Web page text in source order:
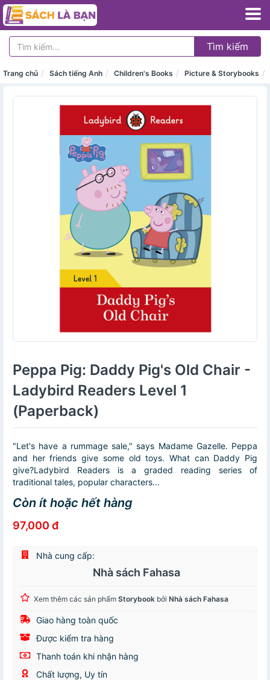
Tìm kiếm
Trang chủ Sách tiếng Anh Children's Books Picture & Storybooks
Peppa Pig: Daddy Pig's Old Chair -
Ladybird Readers Level 1
(Paperback)
"Let's have a rummage sale," says Madame Gazelle. Peppa
and her friends give some old toys. What can Daddy Pig
give?Ladybird Readers is a graded reading series of
traditional tales, popular characters...
Còn ít hoặc hết hàng
97,000 đ
Nhà cung cấp:
Nhà sách Fahasa
Xem thêm các sản phẩm Storybook bởi Nhà sách Fahasa
Giao hàng toàn quốc
Được kiểm tra hàng
Thanh toán khi nhận hàng
Chất lượng, Uy tín